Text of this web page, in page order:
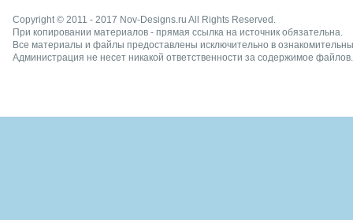
Copyright © 2011 - 2017 Nov-Designs.ru All Rights Reserved.
При копировании материалов - прямая ссылка на источник обязательна.
Все материалы и файлы предоставлены исключительно в
Администрация не несет никакой ответственности за содержимое файлов.